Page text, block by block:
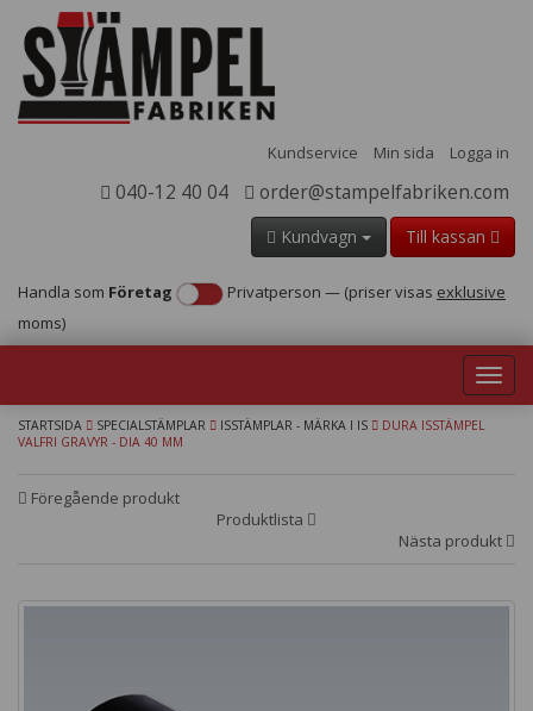
Kundservice Min sida Logga in
040-12 40 04 order@stampelfabriken.com
Kundvagn Till kassan
Handla som Företag Privatperson — (priser visas exklusive
moms)
STARTSIDA SPECIALSTÄMPLAR ISSTÄMPLAR - MÄRKA I IS
DURA ISSTÄMPEL
VALFRI GRAVYR - DIA 40 MM
Föregående produkt
Produktlista
Nästa produkt